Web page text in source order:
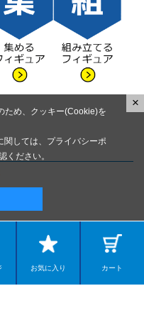
お気に入り カート
ため、クッキー(Cookie)を
関しては、プライバシーポ
ください。
×